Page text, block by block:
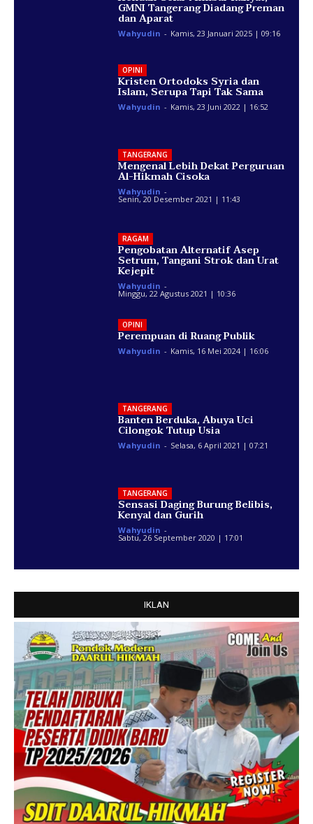
GMNI Tangerang Diadang Preman
dan Aparat
Wahyudin - Kamis, 23 Januari 2025 | 09:16
OPINI
Kristen Ortodoks Syria dan
Islam, Serupa Tapi Tak Sama
Wahyudin - Kamis, 23 Juni 2022 | 16:52
TANGERANG
Mengenal Lebih Dekat Perguruan
Al-Hikmah Cisoka
Wahyudin -
Senin, 20 Desember 2021 | 11:43
RAGAM
Pengobatan Alternatif Asep
Setrum, Tangani Strok dan Urat
Kejepit
Wahyudin -
Minggu, 22 Agustus 2021 | 10:36
OPINI
Perempuan di Ruang Publik
Wahyudin - Kamis, 16 Mei 2024 | 16:06
TANGERANG
Banten Berduka, Abuya Uci
Cilongok Tutup Usia
Wahyudin - Selasa, 6 April 2021 | 07:21
TANGERANG
Sensasi Daging Burung Belibis,
Kenyal dan Gurih
Wahyudin -
Sabtu, 26 September 2020 | 17:01
IKLAN